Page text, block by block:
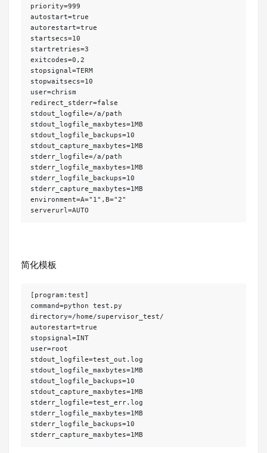
priority=999
autostart=true
autorestart=true
startsecs=10
startretries=3
exitcodes=0,2
stopsignal=TERM
stopwaitsecs=10
user=chrism
redirect_stderr=false
stdout_logfile=/a/path
stdout_logfile_maxbytes=1MB
stdout_logfile_backups=10
stdout_capture_maxbytes=1MB
stderr_logfile=/a/path
stderr_logfile_maxbytes=1MB
stderr_logfile_backups=10
stderr_capture_maxbytes=1MB
environment=A="1",B="2"
serverurl=AUTO
简化模板
[program:test]
command=python test.py
directory=/home/supervisor_test/
autorestart=true
stopsignal=INT
user=root
stdout_logfile=test_out.log
stdout_logfile_maxbytes=1MB
stdout_logfile_backups=10
stdout_capture_maxbytes=1MB
stderr_logfile=test_err.log
stderr_logfile_maxbytes=1MB
stderr_logfile_backups=10
stderr_capture_maxbytes=1MB